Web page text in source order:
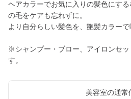
ヘアカラーでお気に入りの髪色にす
の毛をケアも忘れずに。
より自分らしい髪色を、艶髪カラーで
※シャンプー・ブロー、アイロンセッ
す。
美容室の通常